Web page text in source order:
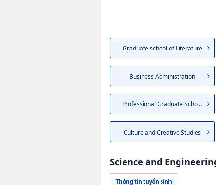
Graduate school of Literature
Business Administration
Professional Graduate School ...
Culture and Creative Studies
Science and